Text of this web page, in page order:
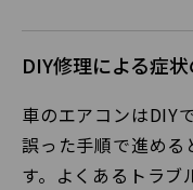
DIY修理による症
車のエアコンはDIY
誤った手順で進める
す。よくあるトラブ